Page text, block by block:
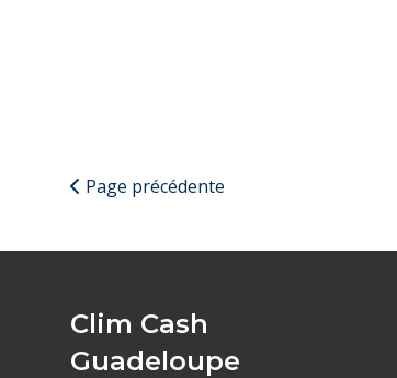
Page précédente
Clim Cash
Guadeloupe